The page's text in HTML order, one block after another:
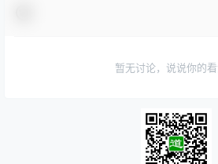
暂无讨论，说说你的